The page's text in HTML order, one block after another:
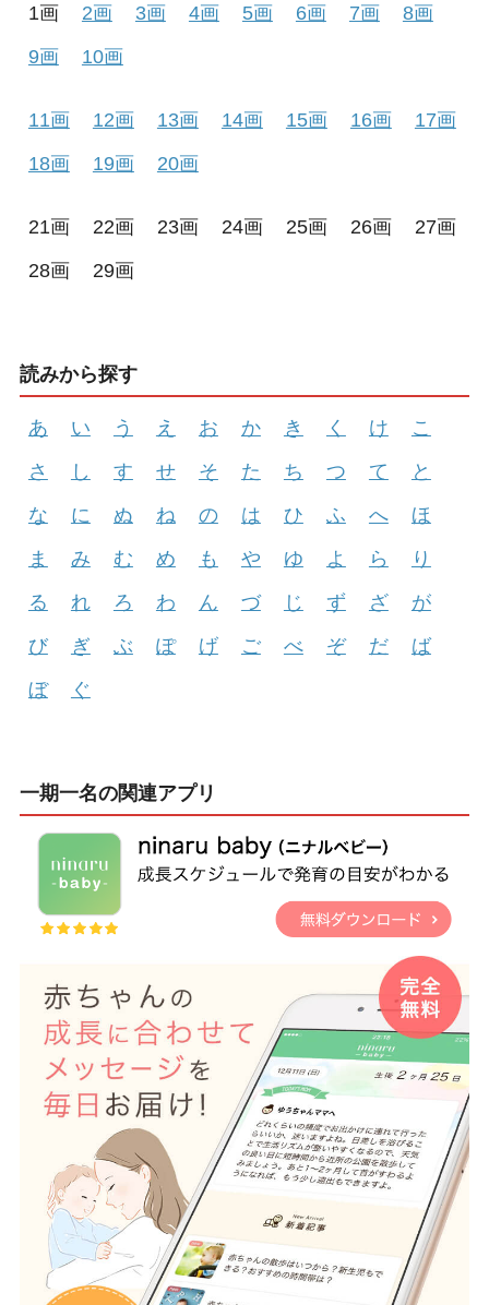
1画 2画 3画 4画 5画 6画 7画
8画
9画
10画
11画 12画 13画 14画 15画 16画
17画
18画
19画 20画
21画 22画 23画 24画 25画 26画
27画
28画
29画
読みから探す
あ い う え お か き く け
こ
さ
し す せ そ た ち つ て
と
な
に ぬ ね の は ひ ふ へ
ほ
ま
み む め も や ゆ よ ら
り
る
れ ろ わ ん づ じ ず ざ
が
び
ぎ ぶ ぽ げ ご べ ぞ だ
ば
ぼ
ぐ
一期一名の関連アプリ